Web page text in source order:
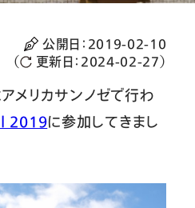
公開日： 2019-02-10
（
更新日： 2024-02-27）
メリカサンノゼで行わ
2019に参加してきまし